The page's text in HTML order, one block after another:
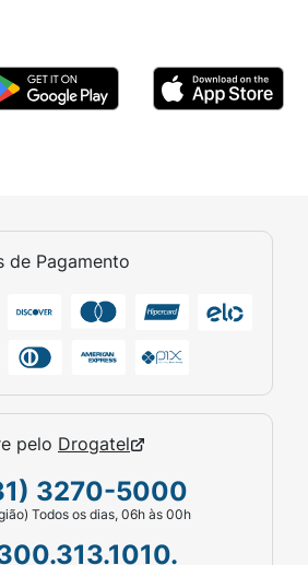
de Pagamento
pelo Drogatel
3270-5000
Todos os dias, 06h às 00h